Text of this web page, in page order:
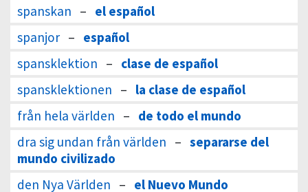
spanskan – el español
spanjor – español
spansklektion – clase de español
spansklektionen – la clase de español
från hela världen – de todo el mundo
dra sig undan från världen – separarse del
mundo civilizado
den Nya Världen – el Nuevo Mundo